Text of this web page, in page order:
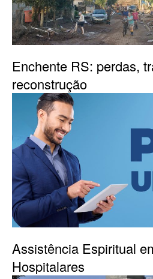
Enchente RS: perdas,
reconstrução
Assistência Espiritual
Hospitalares